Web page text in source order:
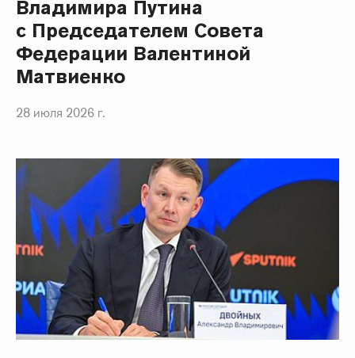
Владимира Путина
с Председателем Совета
Федерации Валентиной
Матвиенко
28 июля 2026 г.